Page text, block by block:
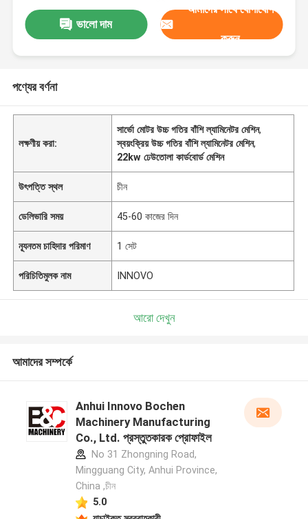
ভালো দাম
আমাদের সাথে যোগাযোগ
করুন
পণ্যের বর্ণনা
লক্ষণীয় করা:
সার্ভো মোটর উচ্চ গতির বাঁশি ল্যামিনেটর মেশিন,
স্বয়ংক্রিয় উচ্চ গতির বাঁশি ল্যামিনেটর মেশিন,
22kw ঢেউতোলা কার্ডবোর্ড মেশিন
উৎপত্তি স্থল চীন
ডেলিভারি সময় 45-60 কাজের দিন
ন্যূনতম চাহিদার পরিমাণ 1 সেট
পরিচিতিমুলক নাম INNOVO
আরো দেখুন
আমাদের সম্পর্কে
Anhui Innovo Bochen
Machinery Manufacturing
Co., Ltd. প্রস্তুতকারক প্রোফাইল
No 31 Zhongning Road,
Mingguang City, Anhui Province,
China ,চীন
5.0